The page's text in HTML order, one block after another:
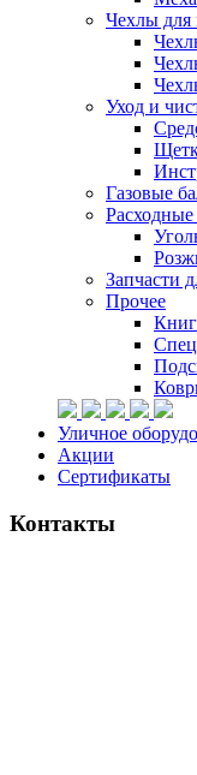
Чехлы для
Уход и
Газовые
Запчасти
Прочее
Уличное
Акции
Сертификаты
Контакты